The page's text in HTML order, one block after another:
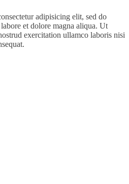
adipisicing elit, sed do
et dolore magna aliqua. Ut
exercitation ullamco laboris nisi